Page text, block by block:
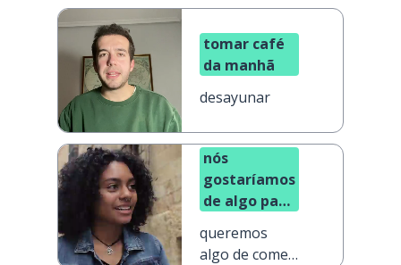
tomar café
da manhã
desayunar
nós
gostaríamos
de algo para
favor
queremos
algo de comer,